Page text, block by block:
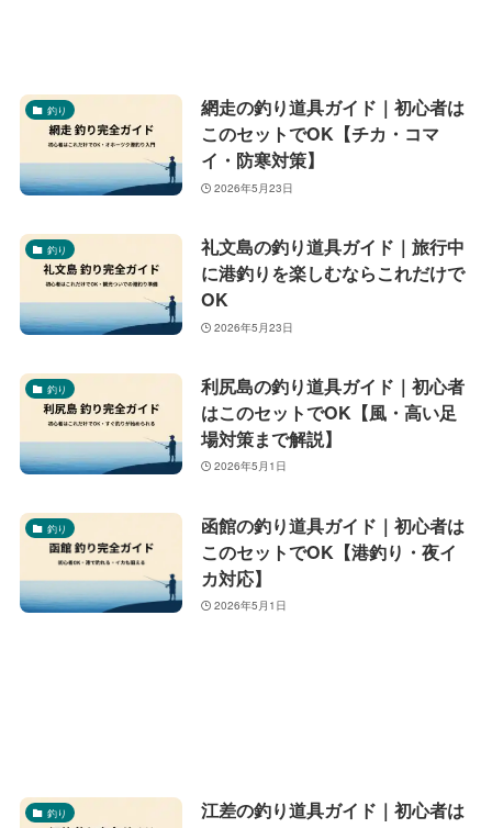
釣り
網走の釣り道具ガイド｜初心者は
このセットでOK【チカ・コマ
イ・防寒対策】
2026年5月23日
釣り
礼文島の釣り道具ガイド｜旅行中
に港釣りを楽しむならこれだけで
OK
2026年5月23日
釣り
利尻島の釣り道具ガイド｜初心者
はこのセットでOK【風・高い足
場対策まで解説】
2026年5月1日
釣り
函館の釣り道具ガイド｜初心者は
このセットでOK【港釣り・夜イ
カ対応】
2026年5月1日
釣り
江差の釣り道具ガイド｜初心者は